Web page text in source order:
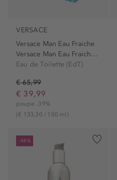
VERSACE
Versace Man Eau Fraiche
Versace Man Eau Fraiche Eau...
Eau de Toilette (EdT)
€ 65,99
€ 39,99
poupe -39%
(€ 133,30 / 100 ml)
-48%